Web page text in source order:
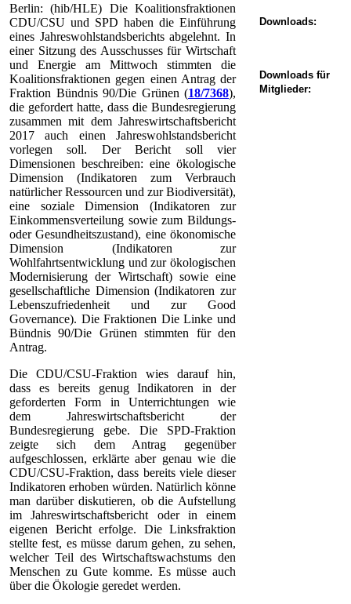
Berlin: (hib/HLE) Die Koalitionsfraktionen
CDU/CSU und SPD haben die Einführung
eines Jahreswohlstandsberichts abgelehnt. In
einer Sitzung des Ausschusses für Wirtschaft
und Energie am Mittwoch stimmten die
Koalitionsfraktionen gegen einen Antrag der
Fraktion Bündnis 90/Die Grünen (18/7368),
die gefordert hatte, dass die Bundesregierung
zusammen mit dem Jahreswirtschaftsbericht
2017 auch einen Jahreswohlstandsbericht
vorlegen soll. Der Bericht soll vier
Dimensionen beschreiben: eine ökologische
Dimension (Indikatoren zum Verbrauch
natürlicher Ressourcen und zur Biodiversität),
eine soziale Dimension (Indikatoren zur
Einkommensverteilung sowie zum Bildungs-
oder Gesundheitszustand), eine ökonomische
Dimension (Indikatoren zur
Wohlfahrtsentwicklung und zur ökologischen
Modernisierung der Wirtschaft) sowie eine
gesellschaftliche Dimension (Indikatoren zur
Lebenszufriedenheit und zur Good
Governance). Die Fraktionen Die Linke und
Bündnis 90/Die Grünen stimmten für den
Antrag.
Die CDU/CSU-Fraktion wies darauf hin,
dass es bereits genug Indikatoren in der
geforderten Form in Unterrichtungen wie
dem Jahreswirtschaftsbericht der
Bundesregierung gebe. Die SPD-Fraktion
zeigte sich dem Antrag gegenüber
aufgeschlossen, erklärte aber genau wie die
CDU/CSU-Fraktion, dass bereits viele dieser
Indikatoren erhoben würden. Natürlich könne
man darüber diskutieren, ob die Aufstellung
im Jahreswirtschaftsbericht oder in einem
eigenen Bericht erfolge. Die Linksfraktion
stellte fest, es müsse darum gehen, zu sehen,
welcher Teil des Wirtschaftswachstums den
Menschen zu Gute komme. Es müsse auch
über die Ökologie geredet werden.
Downloads:
Downloads für
Mitglieder: